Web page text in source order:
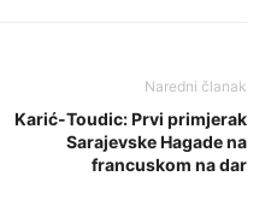
Naredni članak
Karić-Toudic: Prvi primjerak
Sarajevske Hagade na
francuskom na dar